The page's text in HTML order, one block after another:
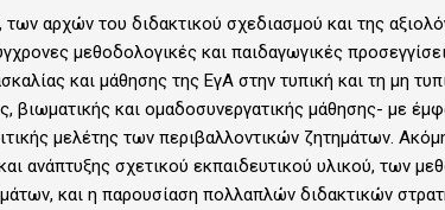
αρχών του διδακτικού σχεδιασμού και της
μεθοδολογικές και παιδαγωγικές
και μάθησης της ΕγΑ στην τυπική και τη μη
βιωματικής και ομαδοσυνεργατικής μάθησης- με
μελέτης των περιβαλλοντικών ζητημάτων.
ανάπτυξης σχετικού εκπαιδευτικού υλικού, των
και η παρουσίαση πολλαπλών διδακτικών